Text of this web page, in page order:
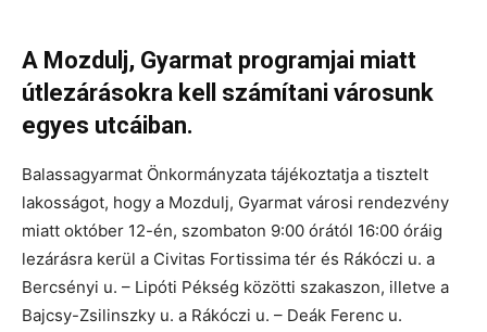
A Mozdulj, Gyarmat programjai miatt
útlezárásokra kell számítani városunk
egyes utcáiban.
Balassagyarmat Önkormányzata tájékoztatja a tisztelt
lakosságot, hogy a Mozdulj, Gyarmat városi rendezvény
miatt október 12-én, szombaton 9:00 órától 16:00 óráig
lezárásra kerül a Civitas Fortissima tér és Rákóczi u. a
Bercsényi u. – Lipóti Pékség közötti szakaszon, illetve a
Bajcsy-Zsilinszky u. a Rákóczi u. – Deák Ferenc u.